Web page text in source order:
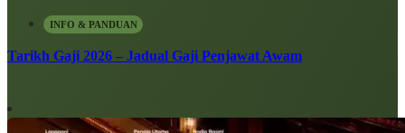
INFO & PANDUAN
Tarikh Gaji 2026 – Jadual Gaji Penjawat Awam